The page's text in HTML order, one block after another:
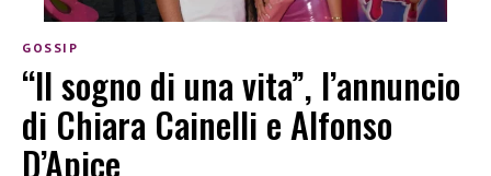
GOSSIP
“Il sogno di una vita”, l’annuncio
di Chiara Cainelli e Alfonso
D’Apice